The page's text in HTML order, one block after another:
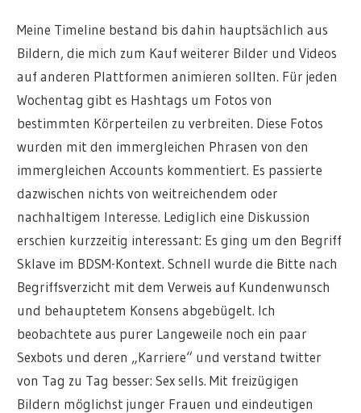
Meine Timeline bestand bis dahin hauptsächlich aus
Bildern, die mich zum Kauf weiterer Bilder und Videos
auf anderen Plattformen animieren sollten. Für jeden
Wochentag gibt es Hashtags um Fotos von
bestimmten Körperteilen zu verbreiten. Diese Fotos
wurden mit den immergleichen Phrasen von den
immergleichen Accounts kommentiert. Es passierte
dazwischen nichts von weitreichendem oder
nachhaltigem Interesse. Lediglich eine Diskussion
erschien kurzzeitig interessant: Es ging um den Begriff
Sklave im BDSM-Kontext. Schnell wurde die Bitte nach
Begriffsverzicht mit dem Verweis auf Kundenwunsch
und behauptetem Konsens abgebügelt. Ich
beobachtete aus purer Langeweile noch ein paar
Sexbots und deren „Karriere“ und verstand twitter
von Tag zu Tag besser: Sex sells. Mit freizügigen
Bildern möglichst junger Frauen und eindeutigen